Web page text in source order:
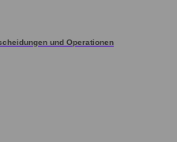
und Operationen